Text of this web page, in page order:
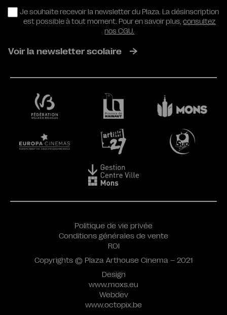
RGPD
Je souhaite recevoir la newsletter du Plaza. La désinscription
est possible à tout moment. Pour en savoir plus,consultez
nos CGU.
Voir la newsletter scolaire
Design
www.moxs.eu
Webdev
www.octopix.be
Politique de vie privée
Conditions générales de vente
ROI
Copyrights © Plaza Arthouse Cinema – 2021